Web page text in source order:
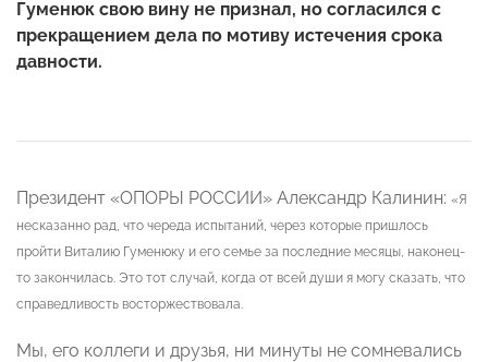
Гуменюк свою вину не признал, но согласился с
прекращением дела по мотиву истечения срока
давности.
Президент «ОПОРЫ РОССИИ» Александр Калинин: «Я
несказанно рад, что череда испытаний, через которые пришлось
пройти Виталию Гуменюку и его семье за последние месяцы, наконец-
то закончилась. Это тот случай, когда от всей души я могу сказать, что
справедливость восторжествовала.
Мы, его коллеги и друзья, ни минуты не сомневались